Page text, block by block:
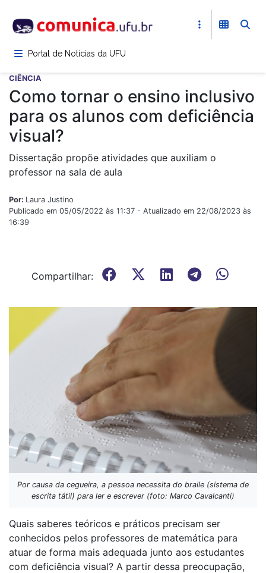
para
conteúdoPortal de Notícias da UFU
CIÊNCIA
Como tornar o ensino inclusivo
para os alunos com deficiência
visual?
Dissertação propõe atividades que auxiliam o
professor na sala de aula
Por: Laura Justino
Publicado em 05/05/2022 às 11:37 - Atualizado em 22/08/2023 às
16:39
Compartilhar:
Por causa da cegueira, a pessoa necessita do braile (sistema de
escrita tátil) para ler e escrever (foto: Marco Cavalcanti)
Quais saberes teóricos e práticos precisam ser
conhecidos pelos professores de matemática para
atuar de forma mais adequada junto aos estudantes
com deficiência visual? A partir dessa preocupação,